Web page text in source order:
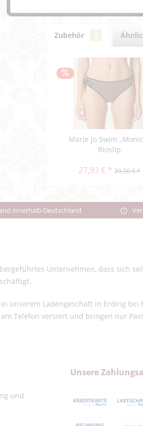
Zubehör
Marie Jo Swim
Rioslip
27,93 € * 39,90 € *
innerhalb Deutschland
Unternehmen, dass sich
unserem Ladengeschäft in Erding bei
Telefon versiert und bringen nur
und
Unsere